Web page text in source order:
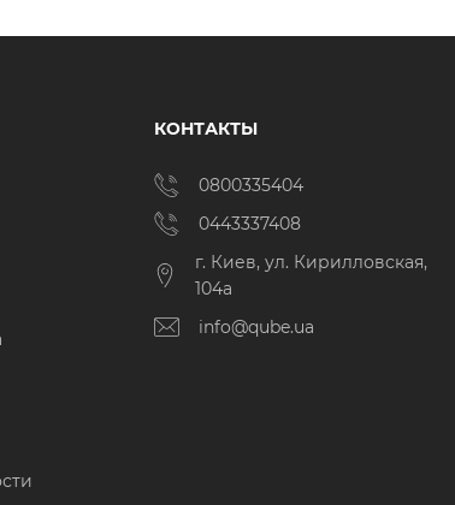
КОНТАКТЫ
0800335404
0443337408
г. Киев, ул. Кирилловская,
104а
info@qube.ua